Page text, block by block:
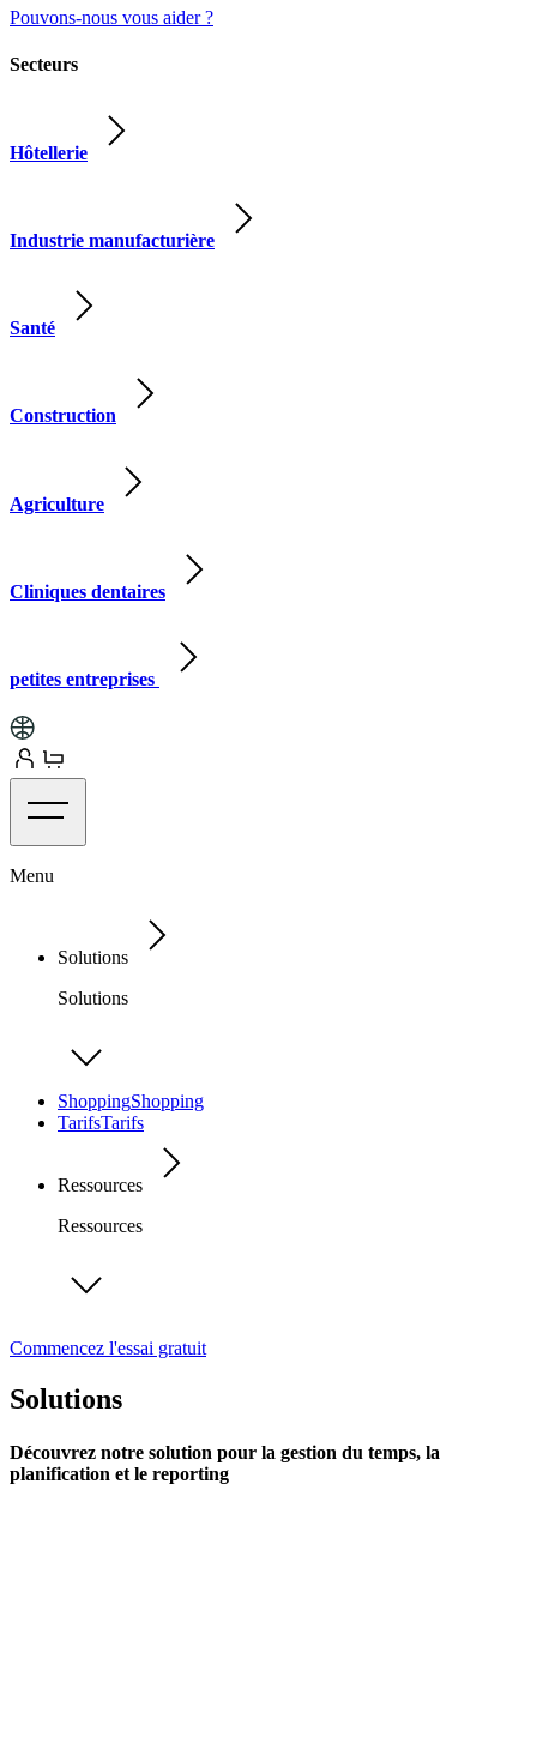
Pouvons-nous vous aider ?
Secteurs
Hôtellerie
Industrie manufacturière
Santé
Construction
Agriculture
Cliniques dentaires
petites entreprises
Menu
Solutions
Solutions
ShoppingShopping
TarifsTarifs
Ressources
Ressources
Commencez l'essai gratuit
Solutions
Découvrez notre solution pour la gestion du temps, la
planification et le reporting